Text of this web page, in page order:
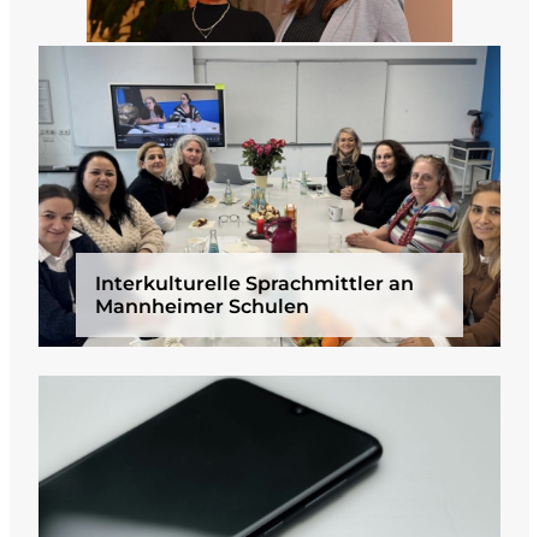
Interkulturelle Sprachmittler an
Mannheimer Schulen